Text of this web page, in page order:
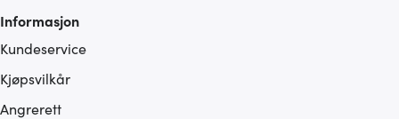
Informasjon
Kundeservice
Kjøpsvilkår
Angrerett